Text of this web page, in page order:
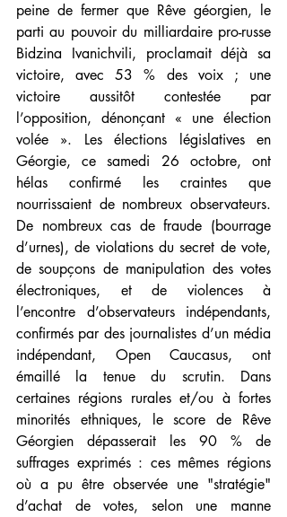
peine de fermer que Rêve géorgien, le
parti au pouvoir du milliardaire pro-russe
Bidzina Ivanichvili, proclamait déjà sa
victoire, avec 53 % des voix ; une
victoire aussitôt contestée par
l’opposition, dénonçant « une élection
volée ». Les élections législatives en
Géorgie, ce samedi 26 octobre, ont
hélas confirmé les craintes que
nourrissaient de nombreux observateurs.
De nombreux cas de fraude (bourrage
d’urnes), de violations du secret de vote,
de soupçons de manipulation des votes
électroniques, et de violences à
l’encontre d’observateurs indépendants,
confirmés par des journalistes d’un média
indépendant, Open Caucasus, ont
émaillé la tenue du scrutin. Dans
certaines régions rurales et/ou à fortes
minorités ethniques, le score de Rêve
Géorgien dépasserait les 90 % de
suffrages exprimés : ces mêmes régions
où a pu être observée une "stratégie"
d’achat de votes, selon une manne